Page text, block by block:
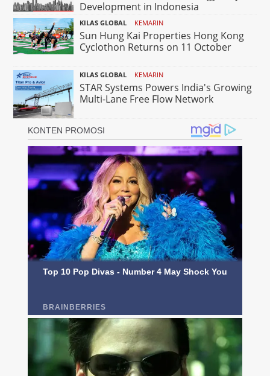
Development in Indonesia
KILAS GLOBAL KEMARIN
Sun Hung Kai Properties Hong Kong
Cyclothon Returns on 11 October
KILAS GLOBAL KEMARIN
STAR Systems Powers India's Growing
Multi-Lane Free Flow Network